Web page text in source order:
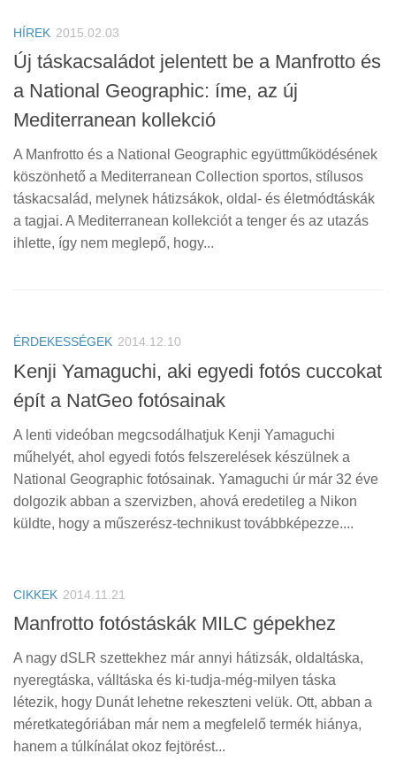
E-BB
HÍREK 2015.02.03
Új táskacsaládot jelentett be a Manfrotto és
a National Geographic: íme, az új
Mediterranean kollekció
A Manfrotto és a National Geographic együttműködésének
köszönhető a Mediterranean Collection sportos, stílusos
táskacsalád, melynek hátizsákok, oldal- és életmódtáskák
a tagjai. A Mediterranean kollekciót a tenger és az utazás
ihlette, így nem meglepő, hogy...
ÉRDEKESSÉGEK 2014.12.10
Kenji Yamaguchi, aki egyedi fotós cuccokat
épít a NatGeo fotósainak
A lenti videóban megcsodálhatjuk Kenji Yamaguchi
műhelyét, ahol egyedi fotós felszerelések készülnek a
National Geographic fotósainak. Yamaguchi úr már 32 éve
dolgozik abban a szervizben, ahová eredetileg a Nikon
küldte, hogy a műszerész-technikust továbbképezze....
CIKKEK 2014.11.21
Manfrotto fotóstáskák MILC gépekhez
A nagy dSLR szettekhez már annyi hátizsák, oldaltáska,
nyeregtáska, válltáska és ki-tudja-még-milyen táska
létezik, hogy Dunát lehetne rekeszteni velük. Ott, abban a
méretkategóriában már nem a megfelelő termék hiánya,
hanem a túlkínálat okoz fejtörést...